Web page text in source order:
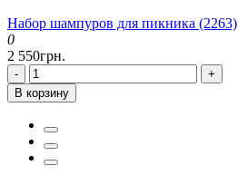
Набор шампуров для пикника (2263)
0
2 550грн.
-
+
В корзину